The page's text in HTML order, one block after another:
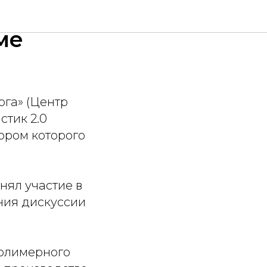
(Центр
2.0
которого
участие в
дискуссии